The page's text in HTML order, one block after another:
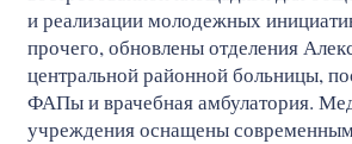
и реализации молодежных
прочего, обновлены отделения
центральной районной больницы,
ФАПы и врачебная амбулатория.
учреждения оснащены